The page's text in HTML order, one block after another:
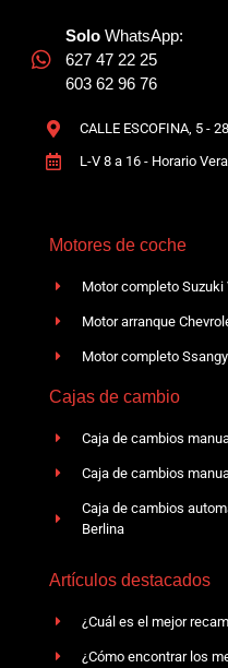
Solo WhatsApp:
627 47 22 25
603 62 96 76
CALLE ESCOFINA, 5 -
L-V 8 a 16 - Horario
Motores de coche
Motor completo Suzuki
Motor arranque
Motor completo
Cajas de cambio
Caja de cambios
Caja de cambios
Caja de cambios
Berlina
Artículos destacados
¿Cuál es el mejor
¿Cómo encontrar los